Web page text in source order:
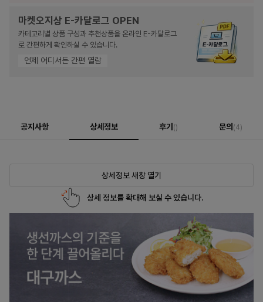
마켓오지상 E-카달로그 OPEN
카테고리별 상품 구성과 추천상품을 온라인 E-카달로그
로 간편하게 확인하실 수 있습니다.
언제 어디서든 간편 열람
공지사항 상세정보 후기 () 문의 (4)
상세정보 새창 열기
상세 정보를 확대해 보실 수 있습니다.